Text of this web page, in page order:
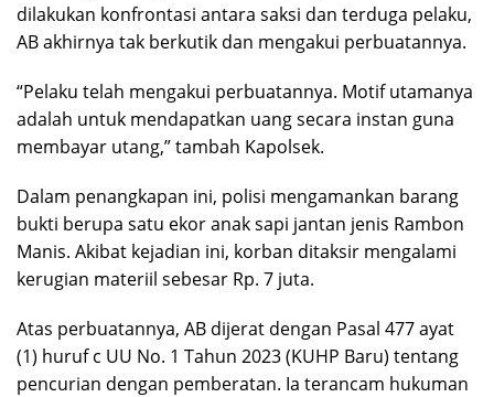
dilakukan konfrontasi antara saksi dan terduga pelaku,
AB akhirnya tak berkutik dan mengakui perbuatannya.
“Pelaku telah mengakui perbuatannya. Motif utamanya
adalah untuk mendapatkan uang secara instan guna
membayar utang,” tambah Kapolsek.
Dalam penangkapan ini, polisi mengamankan barang
bukti berupa satu ekor anak sapi jantan jenis Rambon
Manis. Akibat kejadian ini, korban ditaksir mengalami
kerugian materiil sebesar Rp. 7 juta.
Atas perbuatannya, AB dijerat dengan Pasal 477 ayat
(1) huruf c UU No. 1 Tahun 2023 (KUHP Baru) tentang
pencurian dengan pemberatan. Ia terancam hukuman